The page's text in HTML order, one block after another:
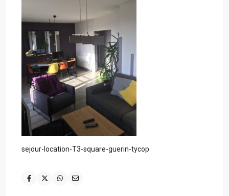
sejour-location-T3-square-guerin-tycop